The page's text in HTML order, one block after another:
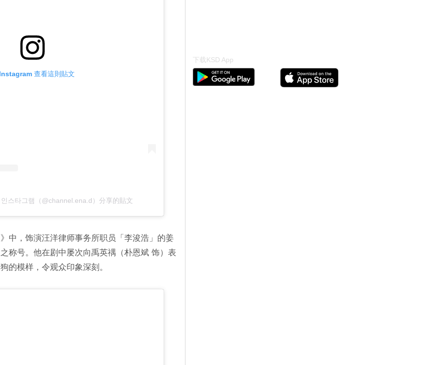
查看這則貼文
스타그램（@channel.ena.d）分享的貼文
中，饰演汪洋律师事务所职员「李浚浩」的姜
称号。他在剧中屡次向禹英禑（朴恩斌 饰）表
的模样，令观众印象深刻。
下载KSD App